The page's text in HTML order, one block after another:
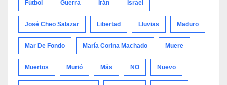
Fútbol Guerra Irán Israel
José Cheo Salazar Libertad Lluvias Maduro
Mar De Fondo María Corina Machado Muere
Muertos Murió Más NO Nuevo